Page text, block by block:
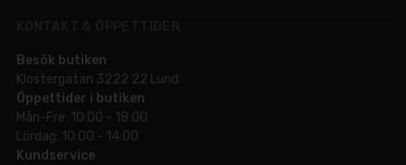
Besök butiken
Klostergatan 3222 22 Lund
Öppettider i butiken
Mån-Fre: 10:00 - 18:00
Lördag: 10:00 - 14:00
Kundservice